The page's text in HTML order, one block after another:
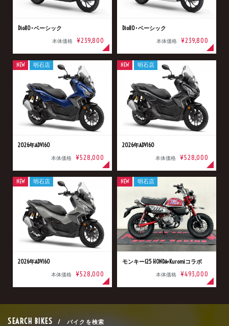
Dio110･ベーシック
本体価格 ¥239,800
Dio110･ベーシック
本体価格 ¥239,800
2026年ADV160
本体価格 ¥528,000
NEW 明石店
2026年ADV160
本体価格 ¥528,000
NEW 明石店
2026年ADV160
本体価格 ¥528,000
NEW 明石店
モンキー125 HONDA×Kuromiコラボ
本体価格 ¥493,000
NEW 明石店
SEARCH BIKES / バイクを検索